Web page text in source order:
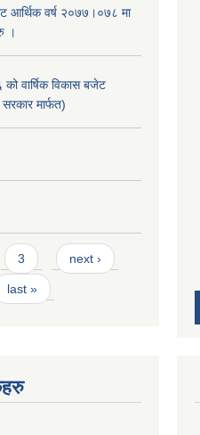
आर्थिक वर्ष २०७७।०७८ मा
।
वार्षिक विकास बजेट
मार्फत)
3 next ›
last »